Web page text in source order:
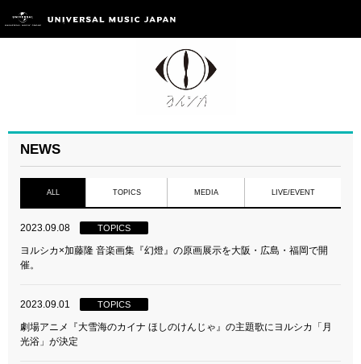
NEWS
ALL TOPICS MEDIA LIVE/EVENT
2023.09.08 TOPICS
ヨルシカ×加藤隆 音楽画集『幻燈』の原画展示を大阪・広島・福岡で開
催。
2023.09.01 TOPICS
劇場アニメ『大雪海のカイナ ほしのけんじゃ』の主題歌にヨルシカ「月
光浴」が決定